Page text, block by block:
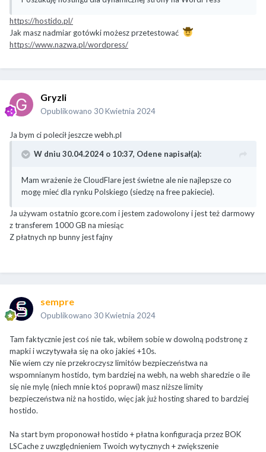
https://hostido.pl/
Jak masz nadmiar gotówki możesz przetestować
https://www.nazwa.pl/wordpress/
Gryzli
Opublikowano 30 Kwietnia 2024
Ja bym ci polecił jeszcze webh.pl
W dniu 30.04.2024 o 10:37, Odene napisał(a):
Mam wrażenie że CloudFlare jest świetne ale nie najlepsze co
mogę mieć dla rynku Polskiego (siedzę na free pakiecie).
Ja używam ostatnio gcore.com i jestem zadowolony i jest też darmowy
z transferem 1000 GB na miesiąc
Z płatnych np bunny jest fajny
sempre
Opublikowano 30 Kwietnia 2024
Tam faktycznie jest coś nie tak, wbiłem sobie w dowolną podstronę z
mapki i wczytywała się na oko jakieś +10s.
Nie wiem czy nie przekroczysz limitów bezpieczeństwa na
wspomnianym hostido, tym bardziej na webh, na webh sharedzie o ile
się nie mylę (niech mnie ktoś poprawi) masz niższe limity
bezpieczeństwa niż na hostido, więc jak już hosting shared to bardziej
hostido.
Na start bym proponował hostido + płatna konfiguracja przez BOK
LSCache z uwzględnieniem Twoich wytycznych + zwiększenie